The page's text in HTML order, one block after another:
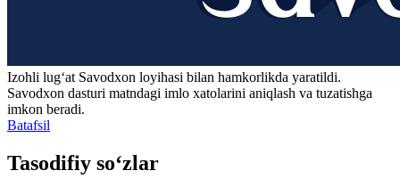
Izohli lugʻat Savodxon loyihasi bilan hamkorlikda yaratildi.
Savodxon dasturi matndagi imlo xatolarini aniqlash va tuzatishga
imkon beradi.
Batafsil
Tasodifiy so‘zlar